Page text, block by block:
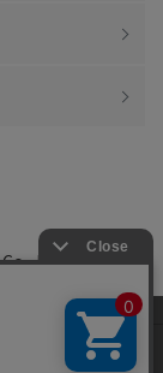
Ltd.
Ltd.